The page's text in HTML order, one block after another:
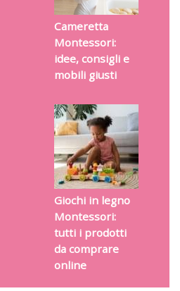
Cameretta
Montessori:
idee, consigli e
mobili giusti
Giochi in legno
Montessori:
tutti i prodotti
da comprare
online